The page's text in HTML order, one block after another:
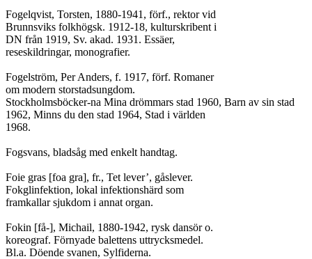
Fogelqvist, Torsten, 1880-1941, förf., rektor vid
Brunnsviks folkhögsk. 1912-18, kulturskribent i
DN från 1919, Sv. akad. 1931. Essäer,
reseskildringar, monografier.
Fogelström, Per Anders, f. 1917, förf. Romaner
om modern storstadsungdom.
Stockholmsböcker-na Mina drömmars stad 1960, Barn av sin stad
1962, Minns du den stad 1964, Stad i världen
1968.
Fogsvans, bladsåg med enkelt handtag.
Foie gras [foa gra], fr., Tet lever’, gåslever.
Fokglinfektion, lokal infektionshärd som
framkallar sjukdom i annat organ.
Fokin [få-], Michail, 1880-1942, rysk dansör o.
koreograf. Förnyade balettens uttrycksmedel.
Bl.a. Döende svanen, Sylfiderna.